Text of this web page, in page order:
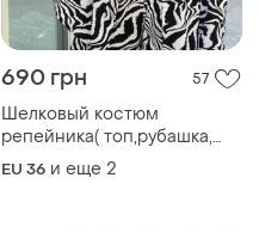
690 грн 57
Шелковый костюм
репейника( топ,рубашка,
штаны) размир 42/44
EU 36 и еще 2